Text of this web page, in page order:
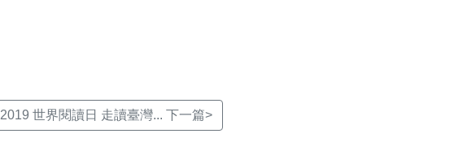
2019 世界閱讀日 走讀臺灣... 下一篇>